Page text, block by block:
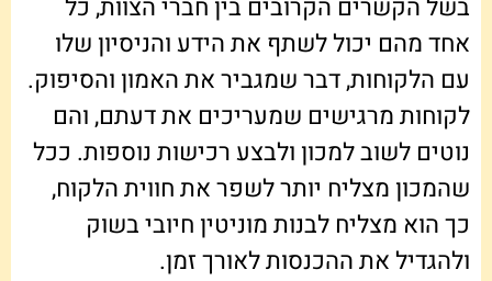
בשל הקשרים הקרובים בין חברי הצוות, כל
אחד מהם יכול לשתף את הידע והניסיון שלו
עם הלקוחות, דבר שמגביר את האמון והסיפוק.
לקוחות מרגישים שמעריכים את דעתם, והם
נוטים לשוב למכון ולבצע רכישות נוספות. ככל
שהמכון מצליח יותר לשפר את חווית הלקוח,
כך הוא מצליח לבנות מוניטין חיובי בשוק
ולהגדיל את ההכנסות לאורך זמן.